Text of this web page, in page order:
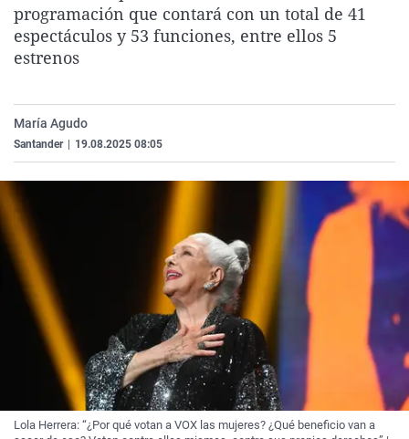
La rosa de los vientos
Gente viajera
Caso
Retornados
Operación Viuda
Extremadura
Galicia
Navarra
Virales
Televisión
programación que contará con un total de 41
espectáculos y 53 funciones, entre ellos 5
estrenos
María Agudo
Santander 19.08.2025 08:05
Lola Herrera: “¿Por qué votan a VOX las mujeres? ¿Qué beneficio van a